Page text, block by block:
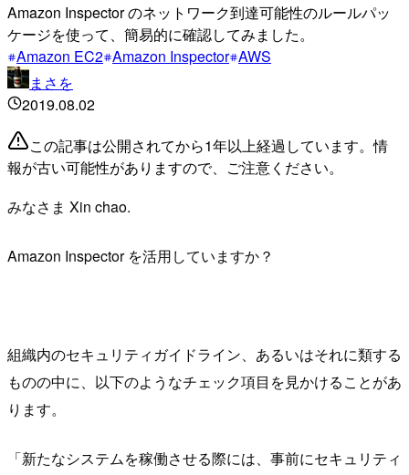
Amazon Inspector のネットワーク到達可能性のルールパッ
ケージを使って、簡易的に確認してみました。
Amazon EC2 Amazon Inspector AWS
まさを
2019.08.02
この記事は公開されてから1年以上経過しています。情
報が古い可能性がありますので、ご注意ください。
みなさま Xin chao.
Amazon Inspector を活用していますか？
組織内のセキュリティガイドライン、あるいはそれに類する
ものの中に、以下のようなチェック項目を見かけることがあ
ります。
「新たなシステムを稼働させる際には、事前にセキュリティ